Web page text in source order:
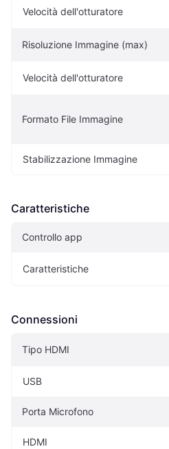
Velocità dell'otturatore
Risoluzione Immagine (max)
Velocità dell'otturatore
Formato File Immagine
Stabilizzazione Immagine
Caratteristiche
Controllo app
Caratteristiche
Connessioni
Tipo HDMI
USB
Porta Microfono
HDMI